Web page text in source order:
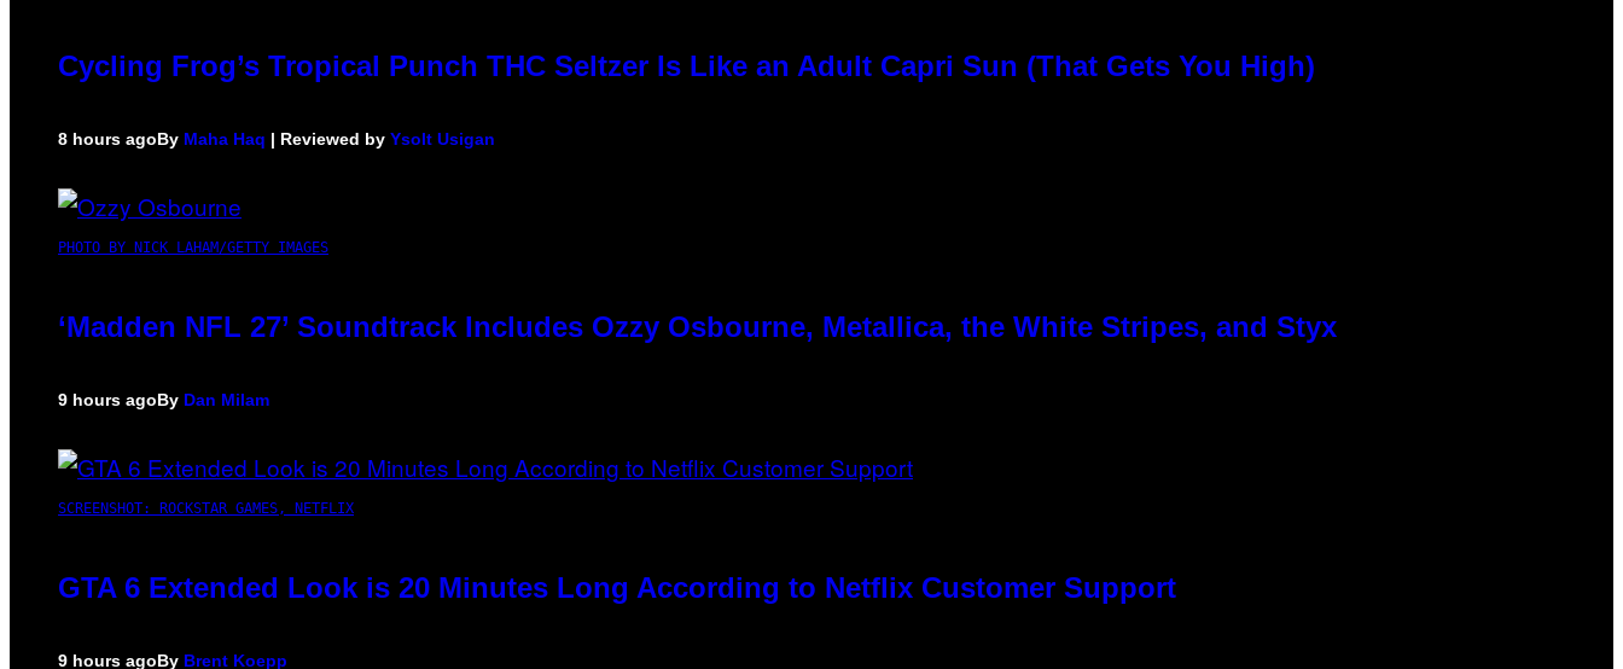
Cycling Frog’s Tropical Punch THC Seltzer Is Like an Adult Capri Sun (That Gets You High)
8 hours agoBy Maha Haq | Reviewed by Ysolt Usigan
PHOTO BY NICK LAHAM/GETTY IMAGES
‘Madden NFL 27’ Soundtrack Includes Ozzy Osbourne, Metallica, the White Stripes, and Styx
9 hours agoBy Dan Milam
SCREENSHOT: ROCKSTAR GAMES, NETFLIX
GTA 6 Extended Look is 20 Minutes Long According to Netflix Customer Support
9 hours agoBy Brent Koepp